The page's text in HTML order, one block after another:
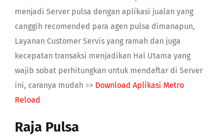
menjadi Server pulsa dengan aplikasi jualan yang
canggih recomended para agen pulsa dimanapun,
Layanan Customer Servis yang ramah dan juga
kecepatan transaksi menjadikan Hal Utama yang
wajib sobat perhitungkan untuk mendaftar di Server
ini, caranya mudah => Download Aplikasi Metro
Reload
Raja Pulsa